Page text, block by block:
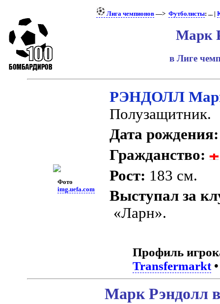
Лига чемпионов —>Футболисты: ... |
Марк
в Лиге
Фото
img.uefa.com
РЭНДОЛЛ
Полузащитник.
Дата рождения:
Гражданство:
Рост: 183 см.
Выступал за
«Ларн».
Профиль
Transfermarkt
Марк Рэндолл